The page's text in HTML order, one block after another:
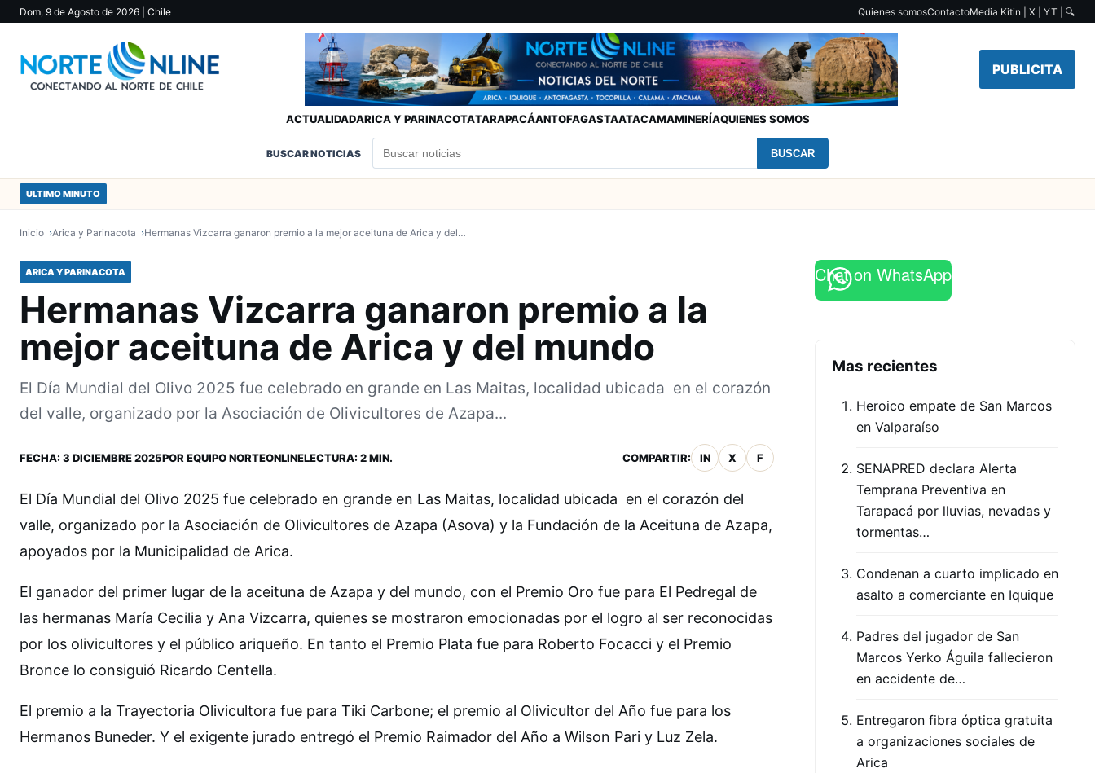
Dom, 9 de Agosto de 2026 | Chile Quienes somosContactoMedia Kitin | X | YT | 🔍
PUBLICITA
ACTUALIDADARICA Y PARINACOTATARAPACÁANTOFAGASTAATACAMAMINERÍAQUIENES SOMOS
BUSCAR NOTICIAS BUSCAR
ULTIMO MINUTO
Inicio Arica y Parinacota Hermanas Vizcarra ganaron premio a la mejor aceituna de Arica y del…
ARICA Y PARINACOTA
Hermanas Vizcarra ganaron premio a la
mejor aceituna de Arica y del mundo
El Día Mundial del Olivo 2025 fue celebrado en grande en Las Maitas, localidad ubicada en el corazón
del valle, organizado por la Asociación de Olivicultores de Azapa...
FECHA: 3 DICIEMBRE 2025POR EQUIPO NORTEONLINELECTURA: 2 MIN. COMPARTIR: IN X F
El Día Mundial del Olivo 2025 fue celebrado en grande en Las Maitas, localidad ubicada en el corazón del
valle, organizado por la Asociación de Olivicultores de Azapa (Asova) y la Fundación de la Aceituna de Azapa,
apoyados por la Municipalidad de Arica.
El ganador del primer lugar de la aceituna de Azapa y del mundo, con el Premio Oro fue para El Pedregal de
las hermanas María Cecilia y Ana Vizcarra, quienes se mostraron emocionadas por el logro al ser reconocidas
por los olivicultores y el público ariqueño. En tanto el Premio Plata fue para Roberto Focacci y el Premio
Bronce lo consiguió Ricardo Centella.
El premio a la Trayectoria Olivicultora fue para Tiki Carbone; el premio al Olivicultor del Año fue para los
Hermanos Buneder. Y el exigente jurado entregó el Premio Raimador del Año a Wilson Pari y Luz Zela.
Chat on WhatsApp
Mas recientes
Heroico empate de San Marcos
en Valparaíso
SENAPRED declara Alerta
Temprana Preventiva en
Tarapacá por lluvias, nevadas y
tormentas…
Condenan a cuarto implicado en
asalto a comerciante en Iquique
Padres del jugador de San
Marcos Yerko Águila fallecieron
en accidente de…
Entregaron fibra óptica gratuita
a organizaciones sociales de
Arica